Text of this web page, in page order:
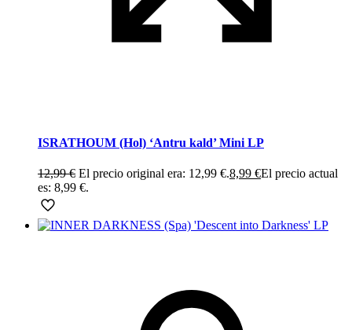
ISRATHOUM (Hol) ‘Antru kald’ Mini LP
12,99€ El precio original era: 12,99 €.8,99 €El precio actual
es: 8,99 €.